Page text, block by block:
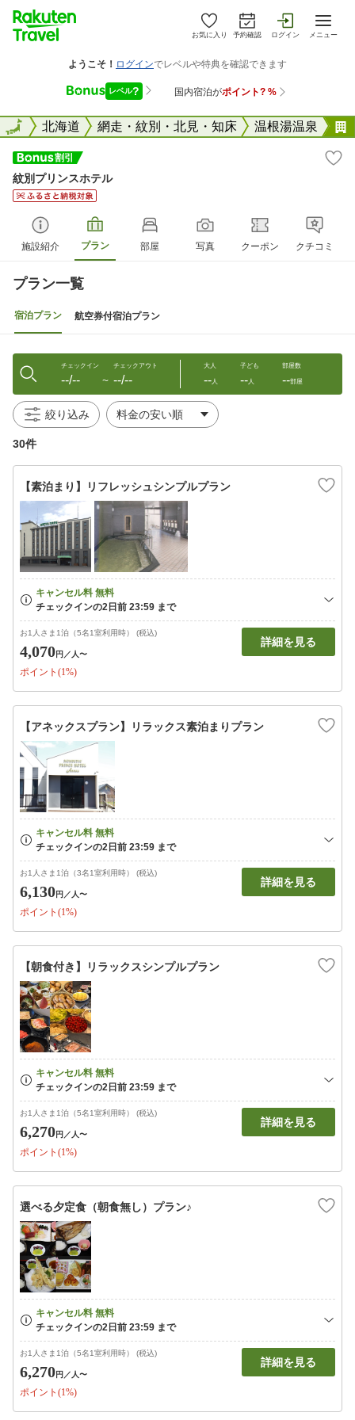
お気に入り 予約確認 ログイン メニュー
全国北海道 網走・紋別・北見・知床 温根湯温泉
全国
紋別プリンスホテル
施設紹介 プラン 部屋 写真 クーポン クチコミ
プラン一覧
宿泊プラン 航空券付宿泊プラン
チェックイン
--/-- 〜
チェックアウト
--/--
大人
--人
子ども
--人
部屋数
--部屋
絞り込み
30件
【素泊まり】リフレッシュシンプルプラン
お1人さま1泊（5名1室利用時） (税込)
4,070円 ／人〜
ポイント(1%)
詳細を見る
【アネックスプラン】リラックス素泊まりプラン
お1人さま1泊（3名1室利用時） (税込)
6,130円 ／人〜
ポイント(1%)
詳細を見る
【朝食付き】リラックスシンプルプラン
お1人さま1泊（5名1室利用時） (税込)
6,270円 ／人〜
ポイント(1%)
詳細を見る
選べる夕定食（朝食無し）プラン♪
お1人さま1泊（5名1室利用時） (税込)
6,270円 ／人〜
ポイント(1%)
詳細を見る